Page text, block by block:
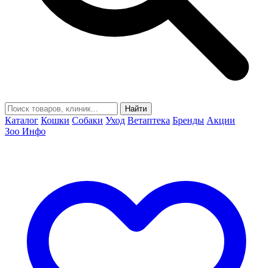
Найти
Каталог Кошки Собаки Уход Ветаптека Бренды Акции
Зоо Инфо